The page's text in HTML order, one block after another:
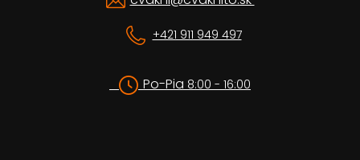
+421 911 949 497
Po-Pia 8:00 - 16:00